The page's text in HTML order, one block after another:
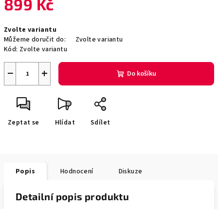
899 Kč
cena:
Zvolte variantu
Můžeme doručit do:
Zvolte variantu
Kód: Zvolte variantu
+
− Do košíku
Zeptat se Hlídat Sdílet
Popis Hodnocení Diskuze
Detailní popis produktu